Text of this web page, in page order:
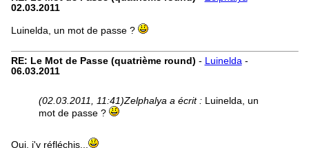
02.03.2011
Luinelda, un mot de passe ?
RE: Le Mot de Passe (quatrième round) - Luinelda-
06.03.2011
(02.03.2011, 11:41)Zelphalya a écrit : Luinelda, un
mot de passe ?
Oui, j'y réfléchis...